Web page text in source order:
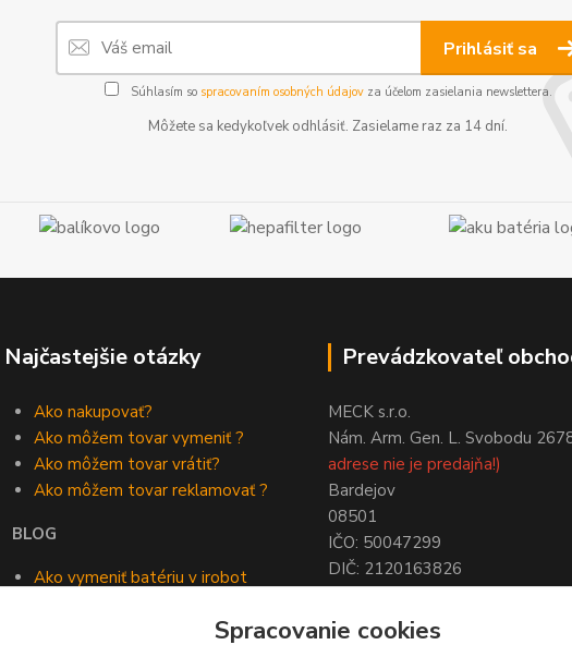
Prihlásiť sa
Súhlasím so spracovaním osobných údajovza účelom zasielania newslettera.
Môžete sa kedykoľvek odhlásiť. Zasielame raz za 14 dní.
Najčastejšie otázky
Ako nakupovať?
Ako môžem tovar vymeniť ?
Ako môžem tovar vrátiť?
Ako môžem tovar reklamovať ?
BLOG
Ako vymeniť batériu v irobot
Kedy vymeniť batériu roomba
Prevádzkovateľ
MECK s.r.o.
Nám. Arm. Gen. L. Svobodu
adrese nie je predajňa!)
Bardejov
08501
IČO: 50047299
DIČ: 2120163826
Spracovanie cookies